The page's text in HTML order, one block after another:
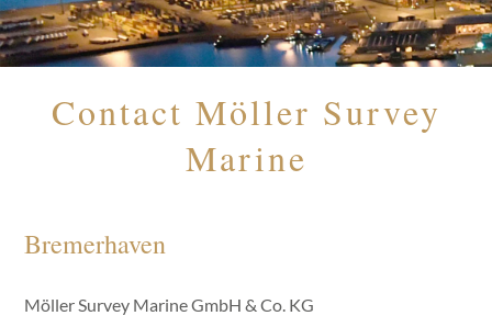
Contact Möller Survey
Marine
Bremerhaven
Möller Survey Marine GmbH & Co. KG